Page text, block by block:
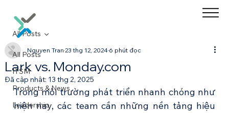
All Posts
ITSM
Products & News
Leadership
All Posts
Lark vs. Monday.com
Nguyen Tran23 thg 12, 20246 phút đọc
Đã cập nhật: 13 thg 2, 2025
Trong môi trường phát triển nhanh chóng như
hiện nay, các team cần những nền tảng hiệu